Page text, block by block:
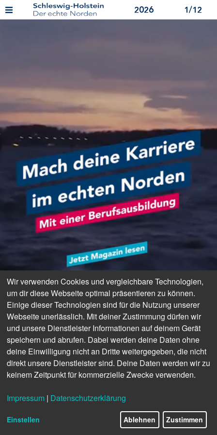
2026 1/12
Wir verwenden Cookies und vergleichbare Technologien,
um dir diese Webseite optimal präsentieren zu können.
Einige dieser Technologien sind für die Nutzung unserer
Webseite unerlässlich. Mit deiner Zustimmung dürfen wir
und unsere Dienstleister Informationen auf deinem Gerät
speichern und abrufen. Dabei werden deine Daten ohne
deine Einwilligung nicht an Dritte weitergegeben, die nicht
direkt unsere Dienstleister sind. Deine Daten werden wir zu
keinem Zeitpunkt für kommerzielle Zwecke verwenden.
Impressum | Datenschutzerklärung
Einstellen Ablehnen Zustimmen